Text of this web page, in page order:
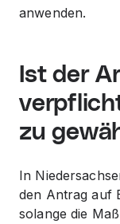
anwenden.
Ist der
zu
In
den Antrag auf
solange die